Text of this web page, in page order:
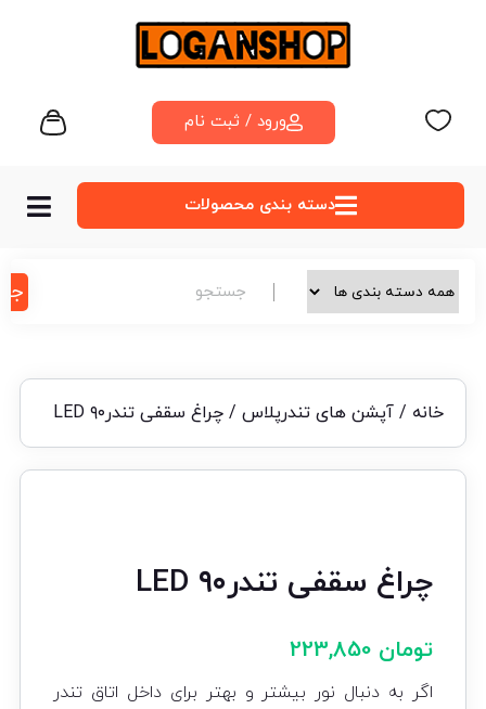
ورود / ثبت نام
دسته‌ بندی محصولات
خانه / آپشن های تندرپلاس/ چراغ سقفی تندر۹۰ LED
چراغ سقفی تندر۹۰ LED
تومان
اگر به دنبال نور بیشتر و بهتر برای داخل اتاق تندر